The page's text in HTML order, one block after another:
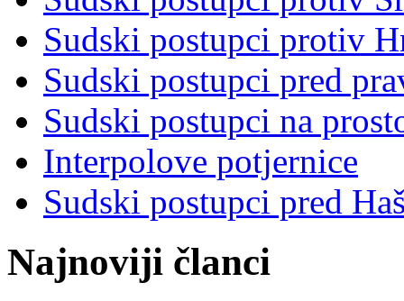
Sudski postupci protiv
Sudski postupci pred
Sudski postupci na
Interpolove potjernice
Sudski postupci pred
Najnoviji članci